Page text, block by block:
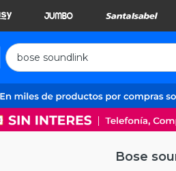
Bose